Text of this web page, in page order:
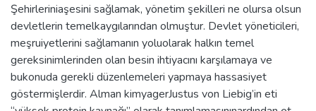
Şehirleriniaşesini sağlamak, yönetim şekilleri ne olursa olsun
devletlerin temelkaygılarından olmuştur. Devlet yöneticileri,
meşruiyetlerini sağlamanın yoluolarak halkın temel
gereksinimlerinden olan besin ihtiyacını karşılamaya ve
bukonuda gerekli düzenlemeleri yapmaya hassasiyet
göstermişlerdir. Alman kimyagerJustus von Liebig’in eti